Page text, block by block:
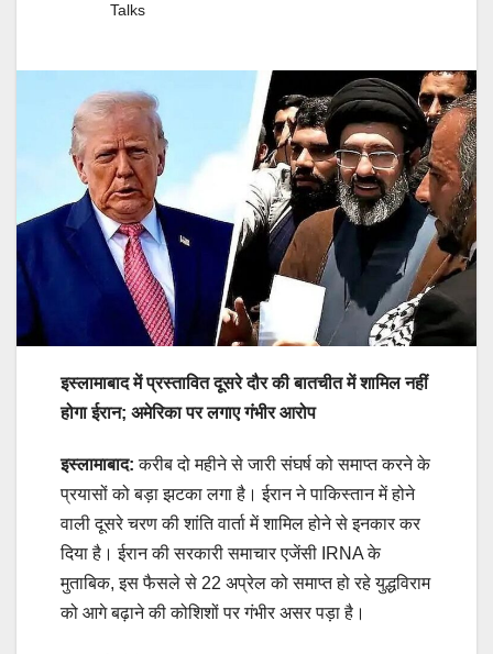
Talks
इस्लामाबाद में प्रस्तावित दूसरे दौर की बातचीत में शामिल नहीं
होगा ईरान; अमेरिका पर लगाए गंभीर आरोप
इस्लामाबाद: करीब दो महीने से जारी संघर्ष को समाप्त करने के
प्रयासों को बड़ा झटका लगा है। ईरान ने पाकिस्तान में होने
वाली दूसरे चरण की शांति वार्ता में शामिल होने से इनकार कर
दिया है। ईरान की सरकारी समाचार एजेंसी IRNA के
मुताबिक, इस फैसले से 22 अप्रेल को समाप्त हो रहे युद्धविराम
को आगे बढ़ाने की कोशिशों पर गंभीर असर पड़ा है।